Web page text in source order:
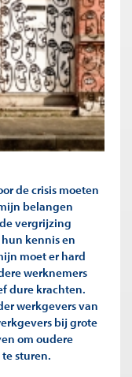
de crisis moeten
belangen
vergrijzing
kennis en
moet er hard
werknemers
dure krachten.
werkgevers van
bij grote
om oudere
sturen.